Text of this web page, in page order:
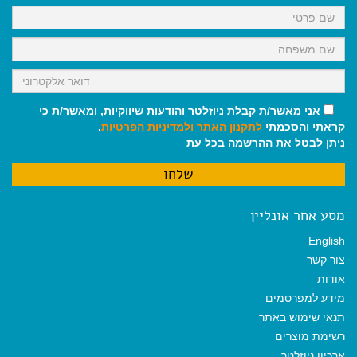
k
p
m
אני מאשר/ת קבלת ניוזלטר והודעות שיווקיות, ומאשר/ת כי
קראתי והסכמתי לתקנון האתר ולמדיניות הפרטיות.
ניתן לבטל את ההרשמה בכל עת
מסע אחר אונליין
English
צור קשר
אודות
מידע למפרסמים
תנאי שימוש באתר
רשימת מוצרים